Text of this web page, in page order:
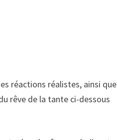
réactions réalistes, ainsi que
rêve de la tante ci-dessous